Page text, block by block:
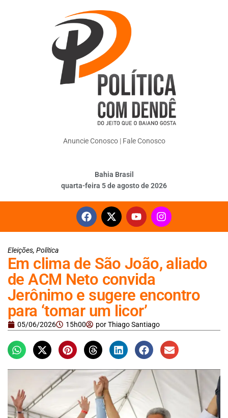
Anuncie Conosco| Fale Conosco
Bahia Brasil
quarta-feira 5 de agosto de 2026
Eleições, Política
Em clima de São João, aliado
de ACM Neto convida
Jerônimo e sugere encontro
para ‘tomar um licor’
05/06/2026 15h00 porThiago Santiago